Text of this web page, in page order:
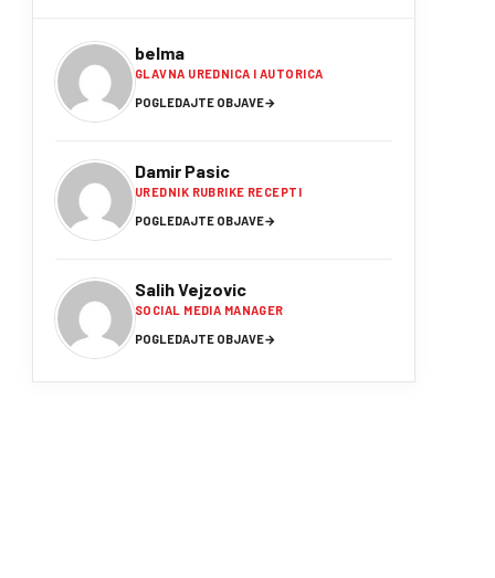
belma
GLAVNA UREDNICA I AUTORICA
POGLEDAJTE OBJAVE→
Damir Pasic
UREDNIK RUBRIKE RECEPTI
POGLEDAJTE OBJAVE→
Salih Vejzovic
SOCIAL MEDIA MANAGER
POGLEDAJTE OBJAVE→